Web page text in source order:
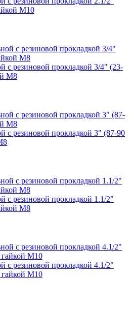
М10
с резиновой прокладкой 3/4" (23-
М8
с резиновой прокладкой 3" (87-90
с резиновой прокладкой 1.1/2"
М8
с резиновой прокладкой 4.1/2"
М10